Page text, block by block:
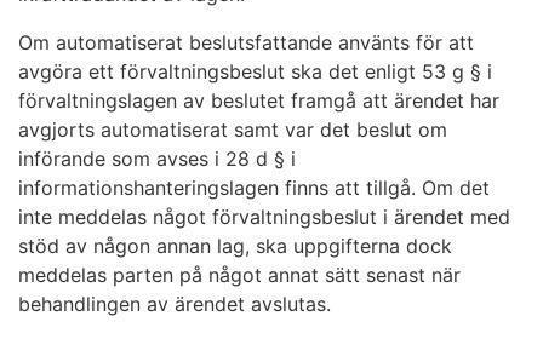
Om automatiserat beslutsfattande använts för att
avgöra ett förvaltningsbeslut ska det enligt 53 g § i
förvaltningslagen av beslutet framgå att ärendet har
avgjorts automatiserat samt var det beslut om
införande som avses i 28 d § i
informationshanteringslagen finns att tillgå. Om det
inte meddelas något förvaltningsbeslut i ärendet med
stöd av någon annan lag, ska uppgifterna dock
meddelas parten på något annat sätt senast när
behandlingen av ärendet avslutas.